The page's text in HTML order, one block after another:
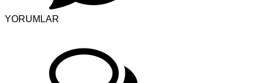
YORUMLAR